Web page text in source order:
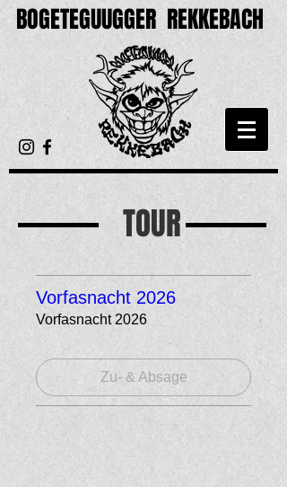
BOGETEGUUGGER REKKEBACH
TOUR
Vorfasnacht 2026
Vorfasnacht 2026
Zu- & Absage